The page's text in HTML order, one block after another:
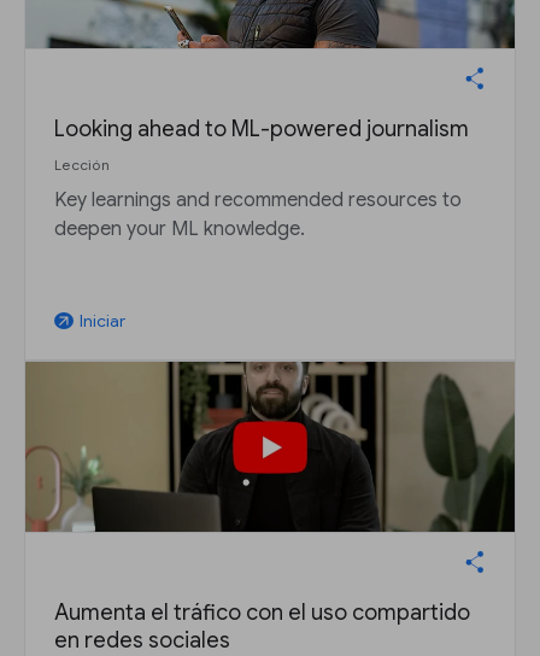
Looking ahead to ML-powered journalism
Lección
Key learnings and recommended resources to
deepen your ML knowledge.
arrow_outward Iniciar
Aumenta el tráfico con el uso compartido
en redes sociales